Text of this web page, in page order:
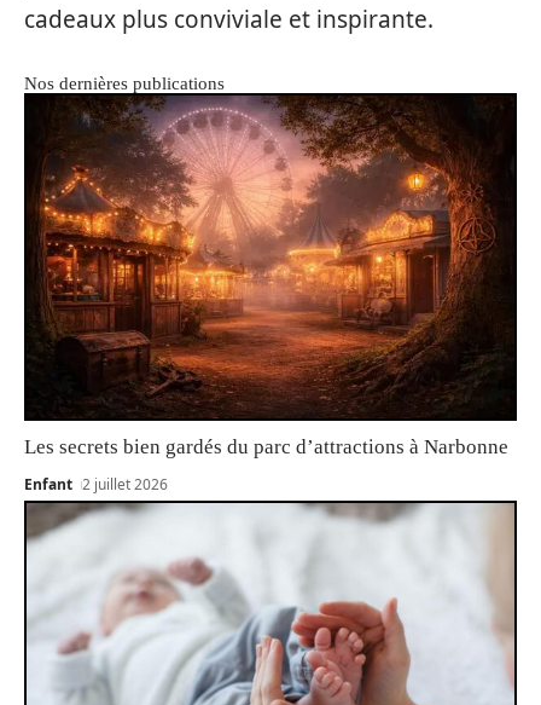
cadeaux plus conviviale et inspirante.
Nos dernières publications
Les secrets bien gardés du parc d’attractions à Narbonne
Enfant 2 juillet 2026